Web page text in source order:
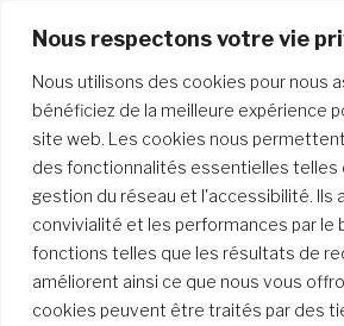
Nous respectons votre vie
Nous utilisons des cookies pour nous
bénéficiez de la meilleure expérience
site web. Les cookies nous
des fonctionnalités essentielles telles
gestion du réseau et l'accessibilité. Ils
convivialité et les performances par le
fonctions telles que les résultats de
améliorent ainsi ce que nous vous
cookies peuvent être traités par des
Approfondir notre parcours de
formation